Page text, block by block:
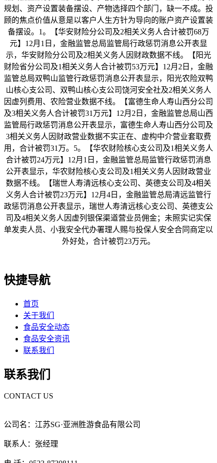
快捷导航
首页
关于我们
食品安全动态
食品安全资讯
联系我们
联系我们
CONTACT US
公司名：江苏SG·亚洲胜游食品有限公司
联系人：张经理